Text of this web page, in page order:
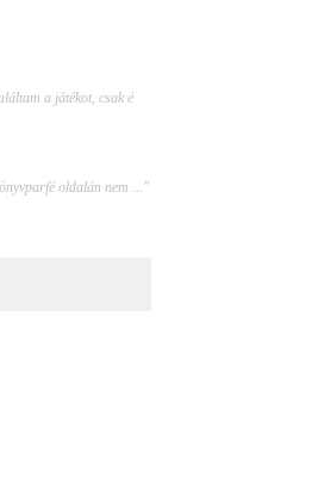
a játékot, csak é
oldalán nem ..."